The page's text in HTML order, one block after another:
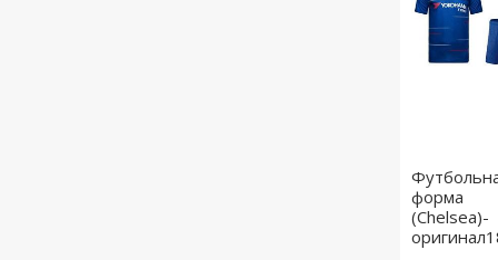
форма
(Chelsea)-